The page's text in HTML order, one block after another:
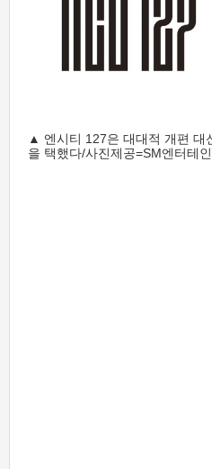
▲ 엔시티 127은 대대적 개편 대
을 택했다/사진제공=SM엔터테